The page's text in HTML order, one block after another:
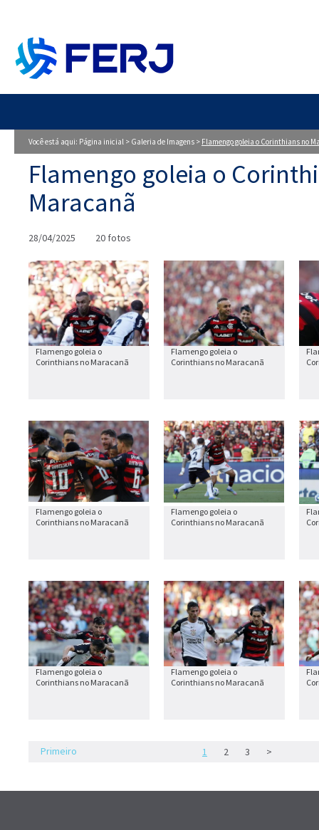
Você está aqui: Página inicial > Galeria de Imagens > Flamengo goleia o Corinthians no
Flamengo goleia o
Maracanã
28/04/2025 20 fotos
Flamengo goleia o
Corinthians no Maracanã
Flamengo goleia o
Corinthians no Maracanã
Flamengo goleia o
Corinthians no Maracanã
Flamengo goleia o
Corinthians no Maracanã
Flamengo goleia o
Corinthians no Maracanã
Flamengo goleia o
Corinthians no Maracanã
Primeiro 1 2 3 >